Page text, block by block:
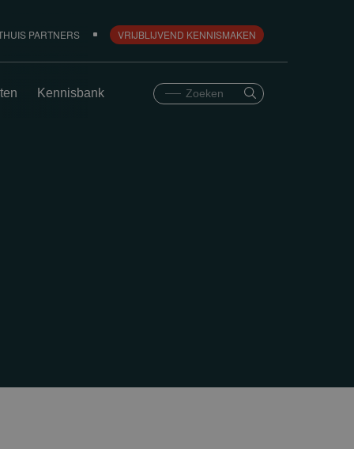
PARTNERS VRIJBLIJVEND KENNISMAKEN
Kennisbank